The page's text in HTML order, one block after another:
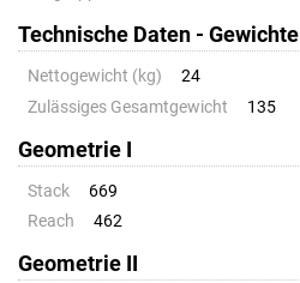
Technische Daten - Gewichte
Nettogewicht (kg)
24
Zulässiges Gesamtgewicht
135
Geometrie I
Stack
669
Reach
462
Geometrie II